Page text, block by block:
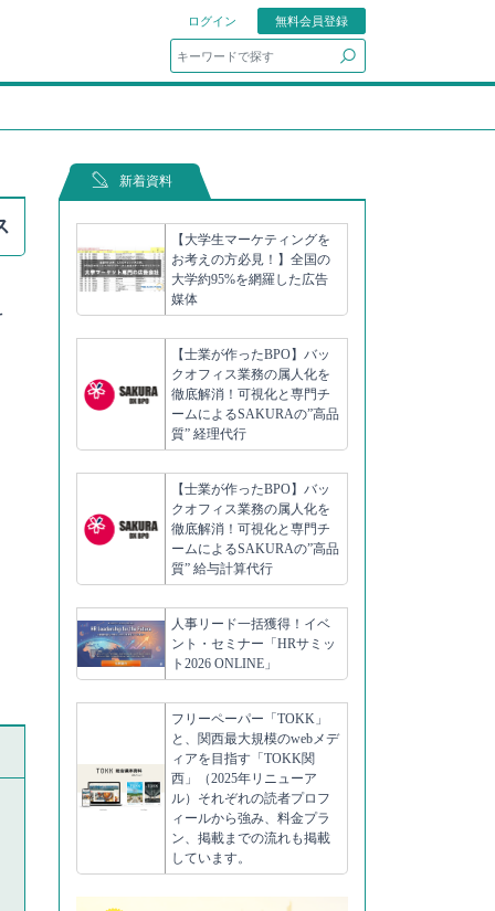
ログイン
無料会員登録
新着資料
【大学生マーケティングを
お考えの方必見！】全国の
大学約95%を網羅した広告
媒体
【士業が作ったBPO】バッ
クオフィス業務の属人化を
徹底解消！可視化と専門チ
ームによるSAKURAの”高品
質” 経理代行
【士業が作ったBPO】バッ
クオフィス業務の属人化を
徹底解消！可視化と専門チ
ームによるSAKURAの”高品
質” 給与計算代行
人事リード一括獲得！イベ
ント・セミナー「HRサミッ
ト2026 ONLINE」
フリーペーパー「TOKK」
と、関西最大規模のwebメデ
ィアを目指す「TOKK関
西」（2025年リニューア
ル）それぞれの読者プロフ
ィールから強み、料金プラ
ン、掲載までの流れも掲載
しています。